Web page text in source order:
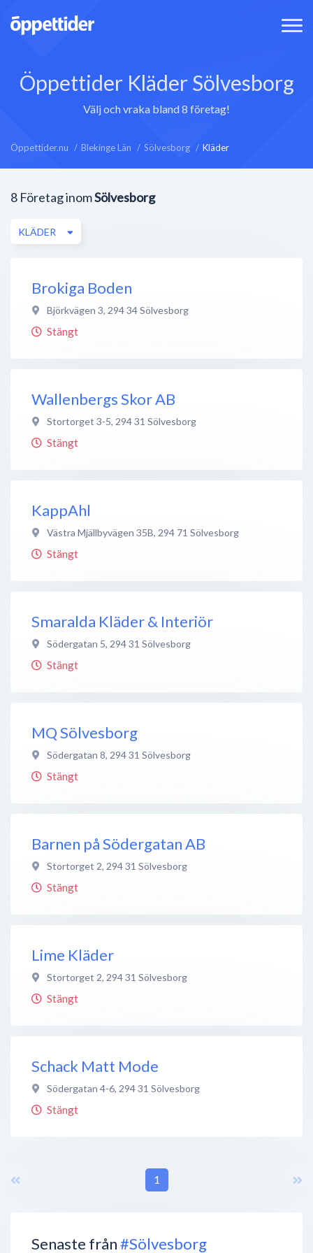
Öppettider Kläder Sölvesborg
Välj och vraka bland 8 företag!
Öppettider.nu Blekinge Län Sölvesborg Kläder
Senaste från#Sölvesborg
8 Företag inomSölvesborg
KLÄDER
Brokiga Boden
Björkvägen 3, 294 34Sölvesborg
Stängt
Wallenbergs Skor AB
Stortorget 3-5, 294 31 Sölvesborg
Stängt
KappAhl
Västra Mjällbyvägen 35B, 294 71 Sölvesborg
Stängt
Smaralda Kläder & Interiör
Södergatan 5, 294 31 Sölvesborg
Stängt
MQ Sölvesborg
Södergatan 8, 294 31 Sölvesborg
Stängt
Barnen på Södergatan AB
Stortorget 2, 294 31 Sölvesborg
Stängt
Lime Kläder
Stortorget 2, 294 31 Sölvesborg
Stängt
Schack Matt Mode
Södergatan 4-6, 294 31 Sölvesborg
Stängt
1